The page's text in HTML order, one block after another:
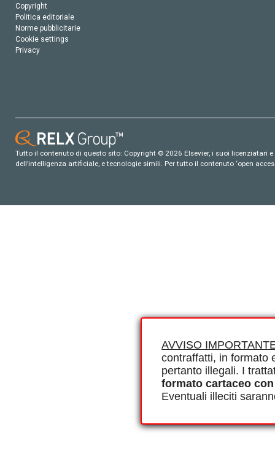
AVVISO
contraffatti, in formato
pertanto illegali. I
formato cartaceo
Eventuali illeciti
Copyright
Politica editoriale
Norme pubblicitarie
Cookie settings
Privacy
Tutto il contenuto di questo sito: Copyright © 2026 Elsevier, i suoi
dell’intelligenza artificiale, e tecnologie simili. Per tutto il contenuto ‘open